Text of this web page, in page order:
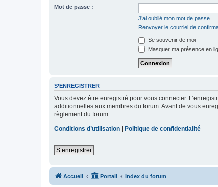
Mot de passe :
J’ai oublié mon mot de passe
Renvoyer le courriel de
Se souvenir de moi
Masquer ma présence en
S’ENREGISTRER
Vous devez être enregistré pour vous connecter.
additionnelles aux membres du forum. Avant de vous
règlement du forum.
Conditions d’utilisation | Politique de confidentialité
S’enregistrer
Accueil Portail Index du forum